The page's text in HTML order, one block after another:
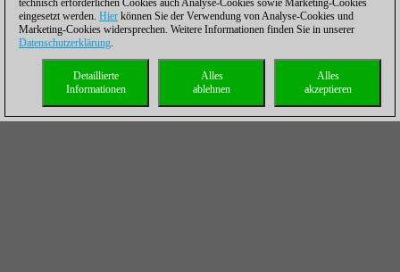
technisch erforderlichen Cookies auch Analyse-Cookies sowie Marketing-Cookies
eingesetzt werden. Hier können Sie der Verwendung von Analyse-Cookies und
Marketing-Cookies widersprechen. Weitere Informationen finden Sie in unserer
Datenschutzerklärung.
Alles
akzeptieren
Alles
ablehnen
Detaillierte
Informationen